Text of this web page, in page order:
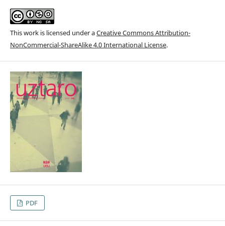
This work is licensed under aCreative Commons Attribution-
NonCommercial-ShareAlike 4.0 International License.
PDF